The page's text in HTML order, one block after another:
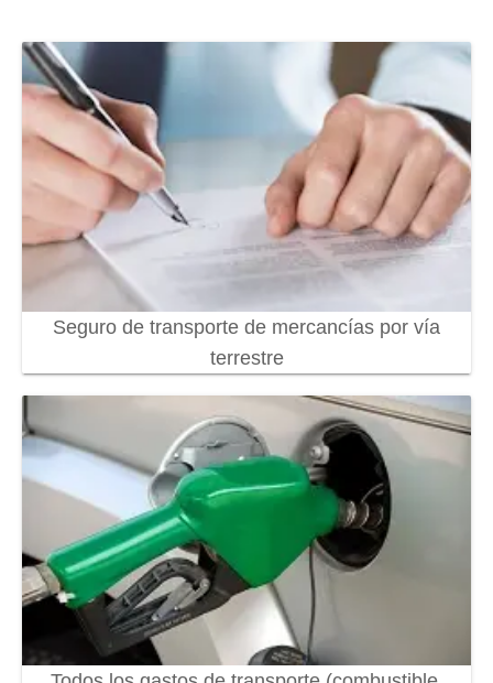
Seguro de transporte de mercancías por vía
terrestre